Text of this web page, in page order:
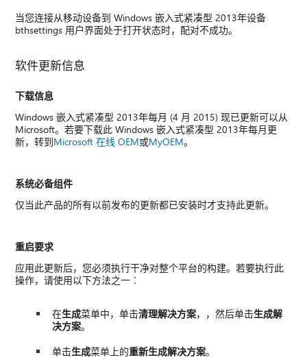
当您连接从移动设备到 Windows 嵌入式紧凑型 2013年设备
bthsettings 用户界面处于打开状态时，配对不成功。
软件更新信息
下载信息
Windows 嵌入式紧凑型 2013年每月 (4 月 2015) 现已更新可以从
Microsoft。若要下载此 Windows 嵌入式紧凑型 2013年每月更
新，转到Microsoft 在线 OEM或MyOEM。
系统必备组件
仅当此产品的所有以前发布的更新都已安装时才支持此更新。
重启要求
应用此更新后，您必须执行干净对整个平台的构建。若要执行此
操作，请使用以下方法之一︰
在生成菜单中，单击清理解决方案，，然后单击生成解
决方案。
单击生成菜单上的重新生成解决方案。